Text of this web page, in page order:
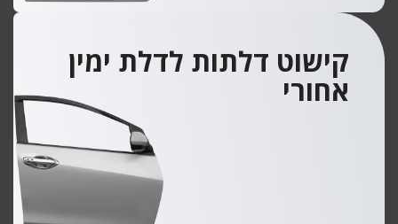
קישוט דלתות לדלת ימין
אחורי